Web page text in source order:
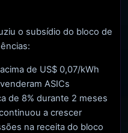
o subsídio do bloco de
de US$ 0,07/kWh
ASICs
de 8% durante 2 meses
a crescer
na receita do bloco